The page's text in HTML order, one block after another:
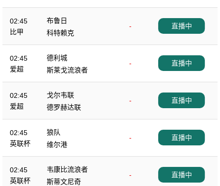
02:45
比甲
布鲁日
-
科特赖克
直播中
02:45
爱超
德利城
-
斯莱戈流浪者
直播中
02:45
爱超
戈尔韦联
-
德罗赫达联
直播中
02:45
英联杯
狼队
-
维尔港
直播中
02:45
英联杯
韦康比流浪者
-
斯蒂文尼奇
直播中